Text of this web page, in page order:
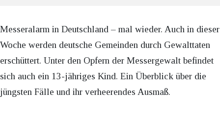
Messeralarm in Deutschland – mal wieder. Auch in dieser
Woche werden deutsche Gemeinden durch Gewalttaten
erschüttert. Unter den Opfern der Messergewalt befindet
sich auch ein 13-jähriges Kind. Ein Überblick über die
jüngsten Fälle und ihr verheerendes Ausmaß.